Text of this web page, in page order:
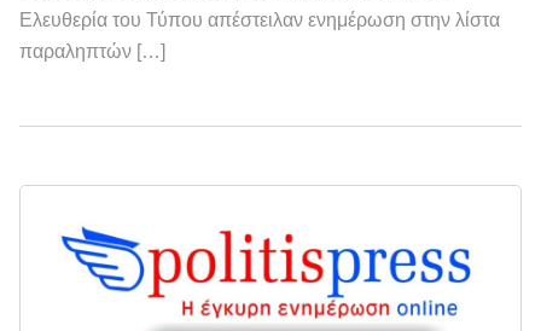
Ελευθερία του Τύπου απέστειλαν ενημέρωση στην λίστα
παραληπτών […]